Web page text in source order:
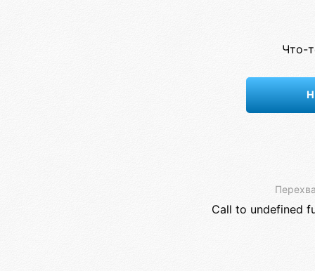
Что-
Call to undefined